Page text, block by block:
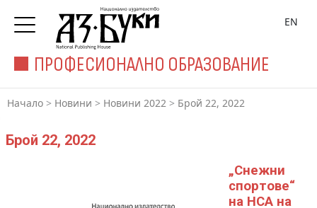
ПРОФЕСИОНАЛНО ОБРАЗОВАНИЕ
EN
Начало > Новини > Новини 2022 > Брой 22, 2022
Брой 22, 2022
„Снежни
спортове“
на НСА на